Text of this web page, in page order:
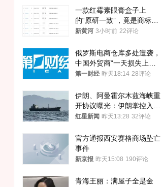
一款红霉素眼膏盒子上
的“原研一致”，竟是商标！
律师：极易误导消费者；网
新黄河 3小时前 22评论
俄罗斯电商仓库多处遭袭，
中国外贸商“一天损失上
万”紧急清仓
第一财经 昨天18:14 28评论
伊朗、阿曼霍尔木兹海峡重
开协议曝光：伊朗掌控入湾
航道，与阿曼平分“服务费”
红星新闻 昨天13:28 32评论
官方通报西安赛格商场坠亡
事件
新京报 昨天15:08 190评论
青海王丽：满屋子全是金